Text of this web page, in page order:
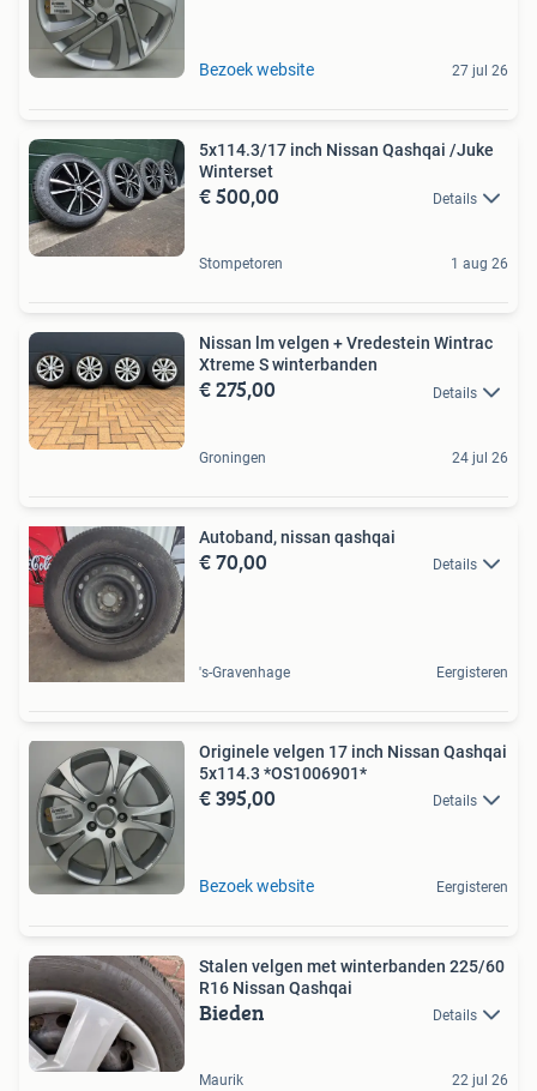
Bezoek website 27 jul 26
5x114.3/17 inch Nissan Qashqai /Juke
Winterset
€ 500,00 Details
Stompetoren 1 aug 26
Nissan lm velgen + Vredestein Wintrac
Xtreme S winterbanden
€ 275,00 Details
Groningen 24 jul 26
Autoband, nissan qashqai
€ 70,00 Details
's-Gravenhage Eergisteren
Originele velgen 17 inch Nissan Qashqai
5x114.3 *OS1006901*
€ 395,00 Details
Bezoek website Eergisteren
Stalen velgen met winterbanden 225/60
R16 Nissan Qashqai
Bieden Details
Maurik 22 jul 26